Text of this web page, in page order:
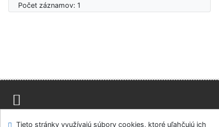
Počet záznamov: 1
Tieto stránky využívajú súbory cookies, ktoré uľahčujú ich